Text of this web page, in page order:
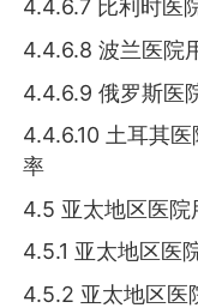
4.4.6.7 比利时医
4.4.6.8 波兰医院
4.4.6.9 俄罗斯医
4.4.6.10 土耳其
率
4.5 亚太地区医
4.5.1 亚太地区医
4.5.2 亚太地区医